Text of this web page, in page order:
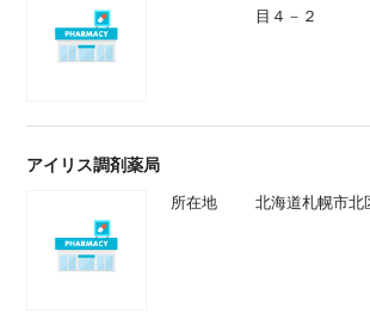
目４－２
アイリス調剤薬局
所在地 北海道札幌市北